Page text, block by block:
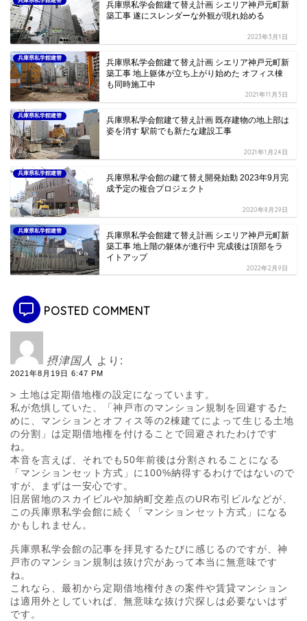
兵庫県私学会館建て替え計画 シエリア神戸元町新
築工事 遂にスレンダーな外観が現れ始める
2023年3月1日
兵庫県私学館建替
兵庫県私学会館建て替え計画 シエリア神戸元町新
築工事 地上躯体が立ち上がり始めた オフィス棟
も同時施工中
2021年11月3日
兵庫県私学館建替
兵庫県私学会館建て替え計画 既存建物の地上部は
姿を消す 駅前でも新たな建設工事
2021年1月24日
兵庫県私学館建替
兵庫県私学会館の建て替え開発始動 2023年9月完
成予定の複合プロジェクト
2020年8月29日
兵庫県私学館建替
兵庫県私学会館建て替え計画 シエリア神戸元町新
築工事 地上階の躯体が進行中 完成後は頂部をラ
イトアップ
2022年2月9日
POSTED COMMENT
摂津国人 より:
2021年8月19日 6:47 PM
> 土地は定期借地権の設定になっています。
私が危惧していた、「神戸市のマンション規制を回避するた
めに、マンションとオフィス等の2棟建てによって生じる土地
の分割」は定期借地権を付けることで回避されたわけです
ね。
本音を言えば、それでも50年前後は分割されることになる
「マンションセット方式」に100%納得するわけではないので
すが、まずは一安心です。
旧居留地のスカイビルや加納町交差点のUR布引ビルなどが、
この兵庫県私学会館に続く「マンションセット方式」になる
かもしれません。
兵庫県私学会館の記事を拝見するたびに感じるのですが、神
戸市のマンション規制は抜け穴があって本当に無意味です
ね。
これなら、最初から定期借地権付きの案件や賃貸マンション
は適用外としていれば、無意味な抜け穴探しは必要ないはず
です。